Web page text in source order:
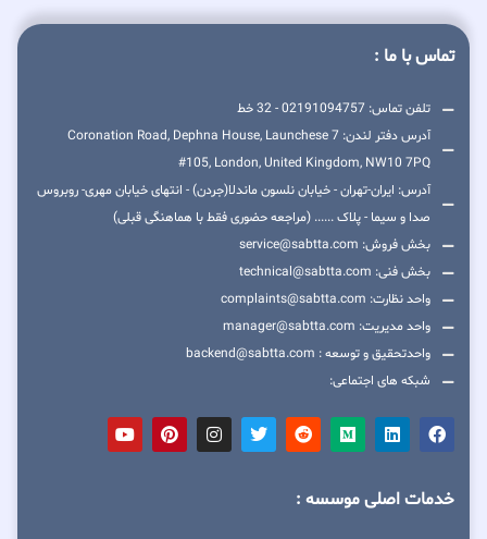
تماس با ما :
تلفن تماس: 02191094757 - 32 خط
آدرس دفتر لندن: 7 Coronation Road, Dephna House, Launchese
#105, London, United Kingdom, NW10 7PQ
آدرس: ایران-تهران - خیابان نلسون ماندلا(جردن) - انتهای خیابان مهری- روبروس
صدا و سیما - پلاک ...... (مراجعه حضوری فقط با هماهنگی قبلی)
بخش فروش: service@sabtta.com
بخش فنی: technical@sabtta.com
واحد نظارت: complaints@sabtta.com
واحد مدیریت: manager@sabtta.com
واحدتحقیق و توسعه : backend@sabtta.com
شبکه های اجتماعی:
خدمات اصلی موسسه :